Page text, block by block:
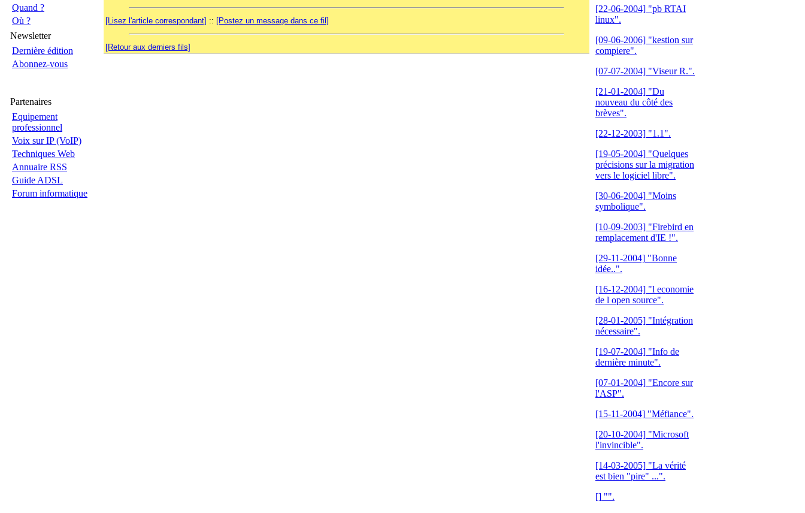
Quand ?
Où ?
Newsletter
Dernière édition
Abonnez-vous
Partenaires
Equipement
professionnel
Voix sur IP (VoIP)
Techniques Web
Annuaire RSS
Guide ADSL
Forum informatique
[Lisez l'article correspondant] :: [Postez un message dans ce fil]
[Retour aux derniers fils]
[22-06-2004] "pb RTAI
linux".
[09-06-2006] "kestion sur
compiere".
[07-07-2004] "Viseur R.".
[21-01-2004] "Du
nouveau du côté des
brèves".
[22-12-2003] "1.1".
[19-05-2004] "Quelques
précisions sur la migration
vers le logiciel libre".
[30-06-2004] "Moins
symbolique".
[10-09-2003] "Firebird en
remplacement d'IE !".
[29-11-2004] "Bonne
idée..".
[16-12-2004] "l economie
de l open source".
[28-01-2005] "Intégration
nécessaire".
[19-07-2004] "Info de
dernière minute".
[07-01-2004] "Encore sur
l'ASP".
[15-11-2004] "Méfiance".
[20-10-2004] "Microsoft
l'invincible".
[14-03-2005] "La vérité
est bien "pire" ...".
[] "".